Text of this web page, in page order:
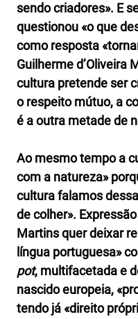
sendo criadores». E
questionou «o que
como resposta
Guilherme d’Oliveira
cultura pretende ser
o respeito mútuo, a
é a outra metade de
Ao mesmo tempo a
com a natureza»
cultura falamos
de colher».
Martins quer deixar
língua portuguesa»
pot, multifacetada e
nascido europeia,
tendo já «direito